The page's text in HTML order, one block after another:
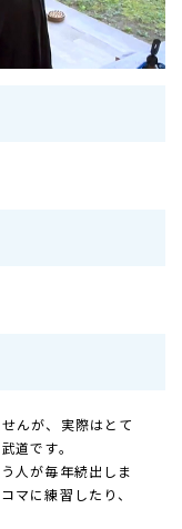
んが、実際はとて
道です。
人が毎年続出しま
マに練習したり、